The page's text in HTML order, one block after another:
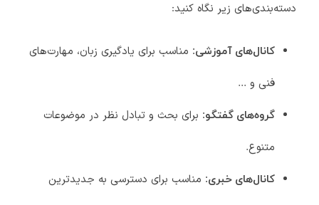
دسته‌بندی‌های زیر نگاه کنید:
کانال‌های آموزشی:مناسب برای یادگیری زبان، مهارت‌های
فنی و ...
گروه‌های گفتگو:برای بحث و تبادل نظر در موضوعات
متنوع.
کانال‌های خبری:مناسب برای دسترسی به جدیدترین